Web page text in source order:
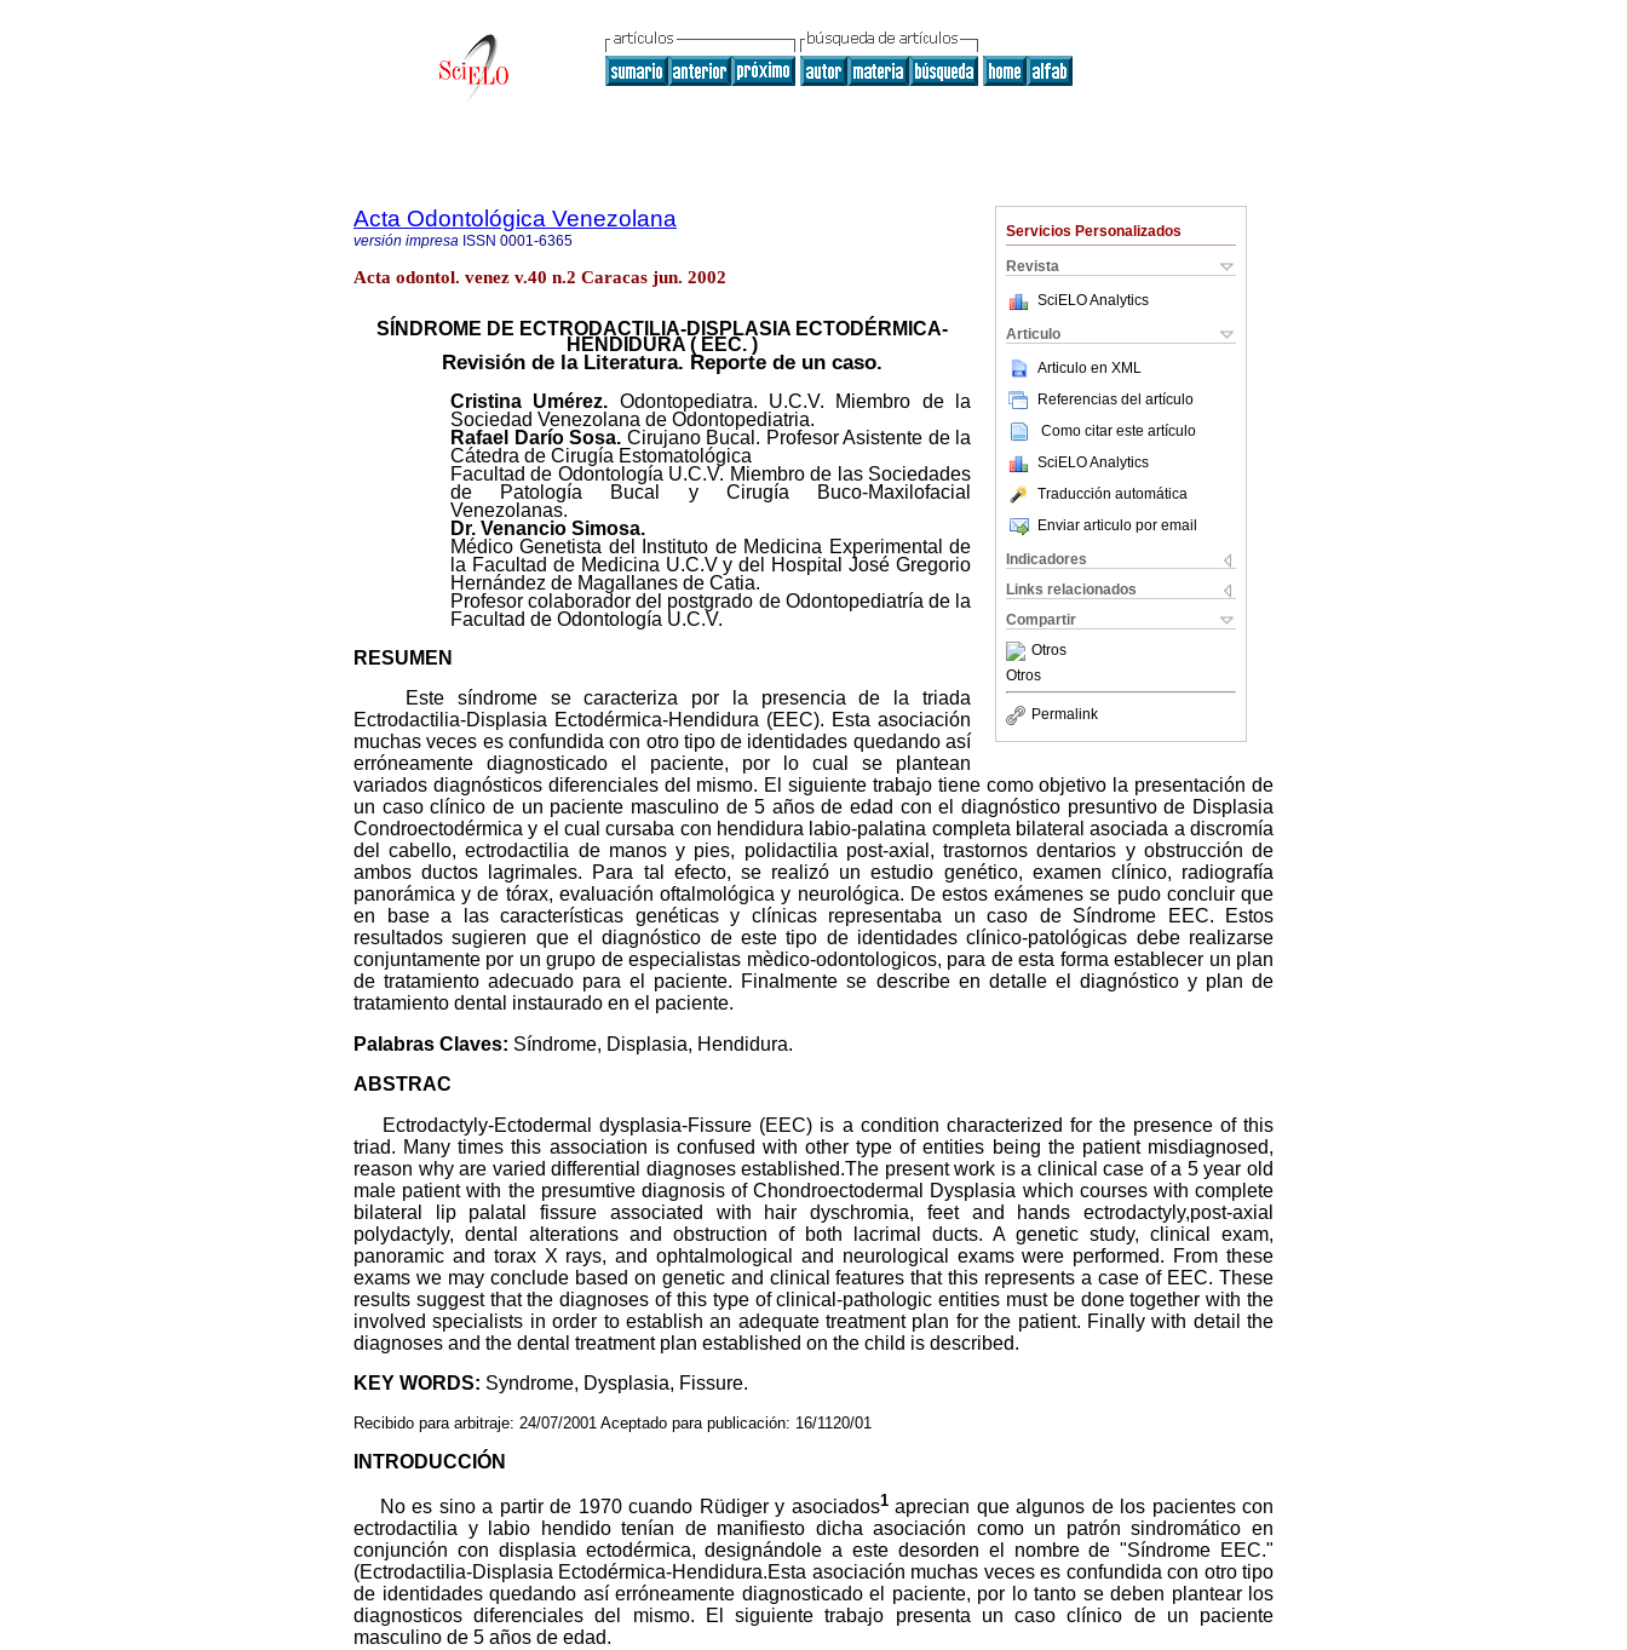
Servicios Personalizados
Revista
SciELO Analytics
Articulo
Articulo en XML
Referencias del artículo
Como citar este artículo
SciELO Analytics
Traducción automática
Enviar articulo por email
Indicadores
Links relacionados
Compartir
Otros
Otros
Permalink
Acta Odontológica Venezolana
versión impresa ISSN 0001-6365
Acta odontol. venez v.40 n.2 Caracas jun. 2002
SÍNDROME DE ECTRODACTILIA-DISPLASIA ECTODÉRMICA-
HENDIDURA ( EEC. )
Revisión de la Literatura. Reporte de un caso.
Cristina Umérez. Odontopediatra. U.C.V. Miembro de la
Sociedad Venezolana de Odontopediatria.
Rafael Darío Sosa. Cirujano Bucal. Profesor Asistente de la
Cátedra de Cirugía Estomatológica
Facultad de Odontología U.C.V. Miembro de las Sociedades
de Patología Bucal y Cirugía Buco-Maxilofacial
Venezolanas.
Dr. Venancio Simosa.
Médico Genetista del Instituto de Medicina Experimental de
la Facultad de Medicina U.C.V y del Hospital José Gregorio
Hernández de Magallanes de Catia.
Profesor colaborador del postgrado de Odontopediatría de la
Facultad de Odontología U.C.V.
RESUMEN
Este síndrome se caracteriza por la presencia de la triada
Ectrodactilia-Displasia Ectodérmica-Hendidura (EEC). Esta asociación
muchas veces es confundida con otro tipo de identidades quedando así
erróneamente diagnosticado el paciente, por lo cual se plantean
variados diagnósticos diferenciales del mismo. El siguiente trabajo tiene como objetivo la presentación de
un caso clínico de un paciente masculino de 5 años de edad con el diagnóstico presuntivo de Displasia
Condroectodérmica y el cual cursaba con hendidura labio-palatina completa bilateral asociada a discromía
del cabello, ectrodactilia de manos y pies, polidactilia post-axial, trastornos dentarios y obstrucción de
ambos ductos lagrimales. Para tal efecto, se realizó un estudio genético, examen clínico, radiografía
panorámica y de tórax, evaluación oftalmológica y neurológica. De estos exámenes se pudo concluir que
en base a las características genéticas y clínicas representaba un caso de Síndrome EEC. Estos
resultados sugieren que el diagnóstico de este tipo de identidades clínico-patológicas debe realizarse
conjuntamente por un grupo de especialistas mèdico-odontologicos, para de esta forma establecer un plan
de tratamiento adecuado para el paciente. Finalmente se describe en detalle el diagnóstico y plan de
tratamiento dental instaurado en el paciente.
Palabras Claves: Síndrome, Displasia, Hendidura.
ABSTRAC
Ectrodactyly-Ectodermal dysplasia-Fissure (EEC) is a condition characterized for the presence of this
triad. Many times this association is confused with other type of entities being the patient misdiagnosed,
reason why are varied differential diagnoses established.The present work is a clinical case of a 5 year old
male patient with the presumtive diagnosis of Chondroectodermal Dysplasia which courses with complete
bilateral lip palatal fissure associated with hair dyschromia, feet and hands ectrodactyly,post-axial
polydactyly, dental alterations and obstruction of both lacrimal ducts. A genetic study, clinical exam,
panoramic and torax X rays, and ophtalmological and neurological exams were performed. From these
exams we may conclude based on genetic and clinical features that this represents a case of EEC. These
results suggest that the diagnoses of this type of clinical-pathologic entities must be done together with the
involved specialists in order to establish an adequate treatment plan for the patient. Finally with detail the
diagnoses and the dental treatment plan established on the child is described.
KEY WORDS: Syndrome, Dysplasia, Fissure.
Recibido para arbitraje: 24/07/2001 Aceptado para publicación: 16/1120/01
INTRODUCCIÓN
No es sino a partir de 1970 cuando Rüdiger y asociados1aprecian que algunos de los pacientes con
ectrodactilia y labio hendido tenían de manifiesto dicha asociación como un patrón sindromático en
conjunción con displasia ectodérmica, designándole a este desorden el nombre de "Síndrome EEC."
(Ectrodactilia-Displasia Ectodérmica-Hendidura.Esta asociación muchas veces es confundida con otro tipo
de identidades quedando así erróneamente diagnosticado el paciente, por lo tanto se deben plantear los
diagnosticos diferenciales del mismo. El siguiente trabajo presenta un caso clínico de un paciente
masculino de 5 años de edad.